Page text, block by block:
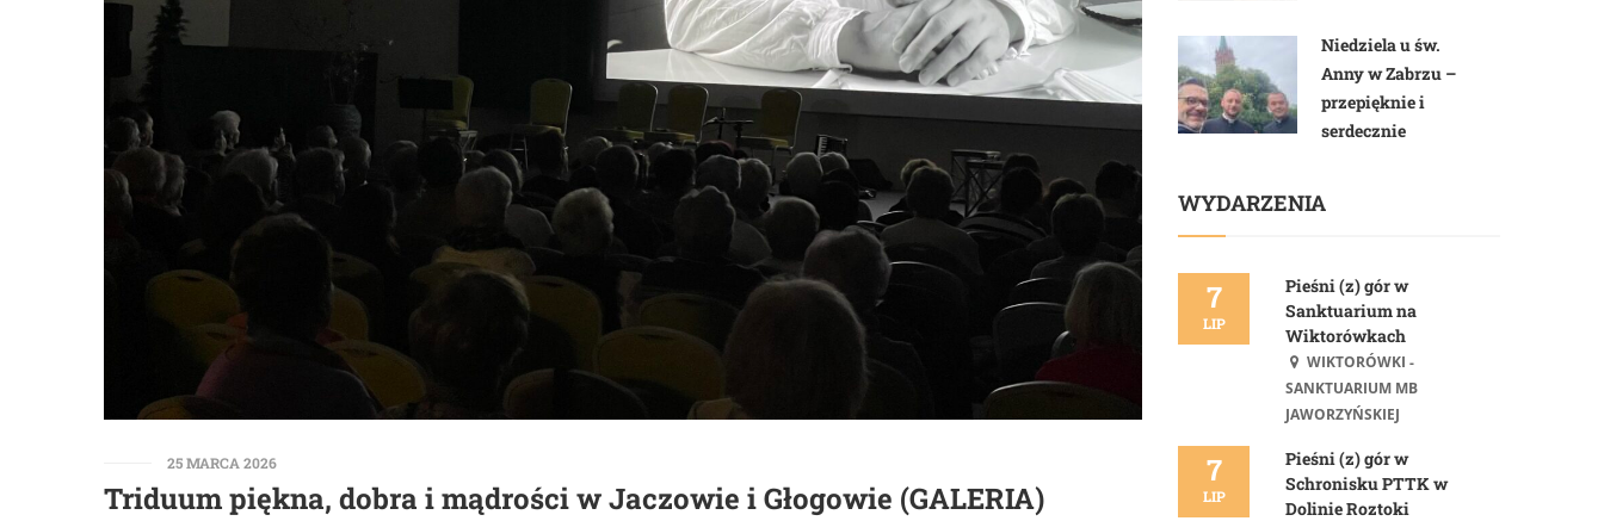
25 MARCA 2026
Triduum piękna, dobra i mądrości w Jaczowie i Głogowie (GALERIA)
Niedziela u św.
Anny w Zabrzu –
przepięknie i
serdecznie
WYDARZENIA
7
LIP
Pieśni (z) gór w
Sanktuarium na
Wiktorówkach
WIKTORÓWKI -
SANKTUARIUM MB
JAWORZYŃSKIEJ
7
LIP
Pieśni (z) gór w
Schronisku PTTK w
Dolinie Roztoki